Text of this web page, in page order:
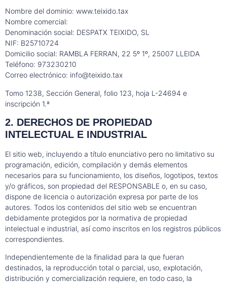
Nombre del dominio: www.teixido.tax
Nombre comercial:
Denominación social: DESPATX TEIXIDO, SL
NIF: B25710724
Domicilio social: RAMBLA FERRAN, 22 5º 1º, 25007 LLEIDA
Teléfono: 973230210
Correo electrónico: info@teixido.tax
Tomo 1238, Sección General, folio 123, hoja L-24694 e
inscripción 1.ª
2. DERECHOS DE PROPIEDAD
INTELECTUAL E INDUSTRIAL
El sitio web, incluyendo a título enunciativo pero no limitativo su
programación, edición, compilación y demás elementos
necesarios para su funcionamiento, los diseños, logotipos, textos
y/o gráficos, son propiedad del RESPONSABLE o, en su caso,
dispone de licencia o autorización expresa por parte de los
autores. Todos los contenidos del sitio web se encuentran
debidamente protegidos por la normativa de propiedad
intelectual e industrial, así como inscritos en los registros públicos
correspondientes.
Independientemente de la finalidad para la que fueran
destinados, la reproducción total o parcial, uso, explotación,
distribución y comercialización requiere, en todo caso, la